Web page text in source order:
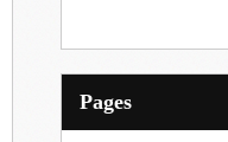
Pages